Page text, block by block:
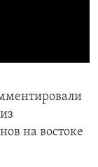
на востоке